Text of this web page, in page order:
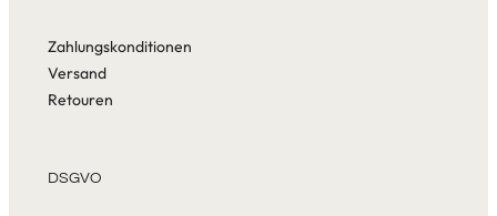
Zahlungskonditionen
Versand
Retouren
DSGVO